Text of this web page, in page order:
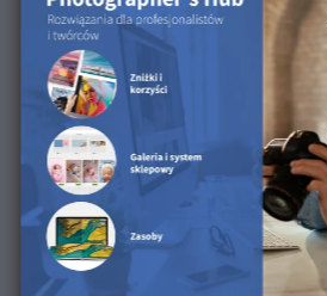
miejscu. Pozostaw niewielką
ściany, aby wieszak miał się na
Wyrównaj mocowanie z tyłu
lub gwoździem na ścianie i
Fotoobraz. Cofnij się i spójrz
różnymi kątami. W razie
pomocą nacięć w wieszaku
umieścić Fotoobraz w pozycji
Gratulacje, twój Fotoobraz wisi już